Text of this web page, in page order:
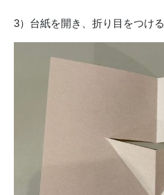
3）台紙を開き、折り目をつける